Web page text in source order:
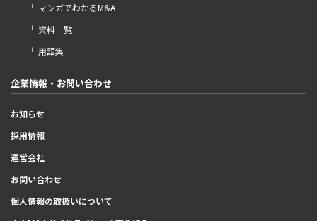
└ マンガでわかるM&A
└ 資料一覧
└ 用語集
企業情報・お問い合わせ
お知らせ
採用情報
運営会社
お問い合わせ
個人情報の取扱いについて